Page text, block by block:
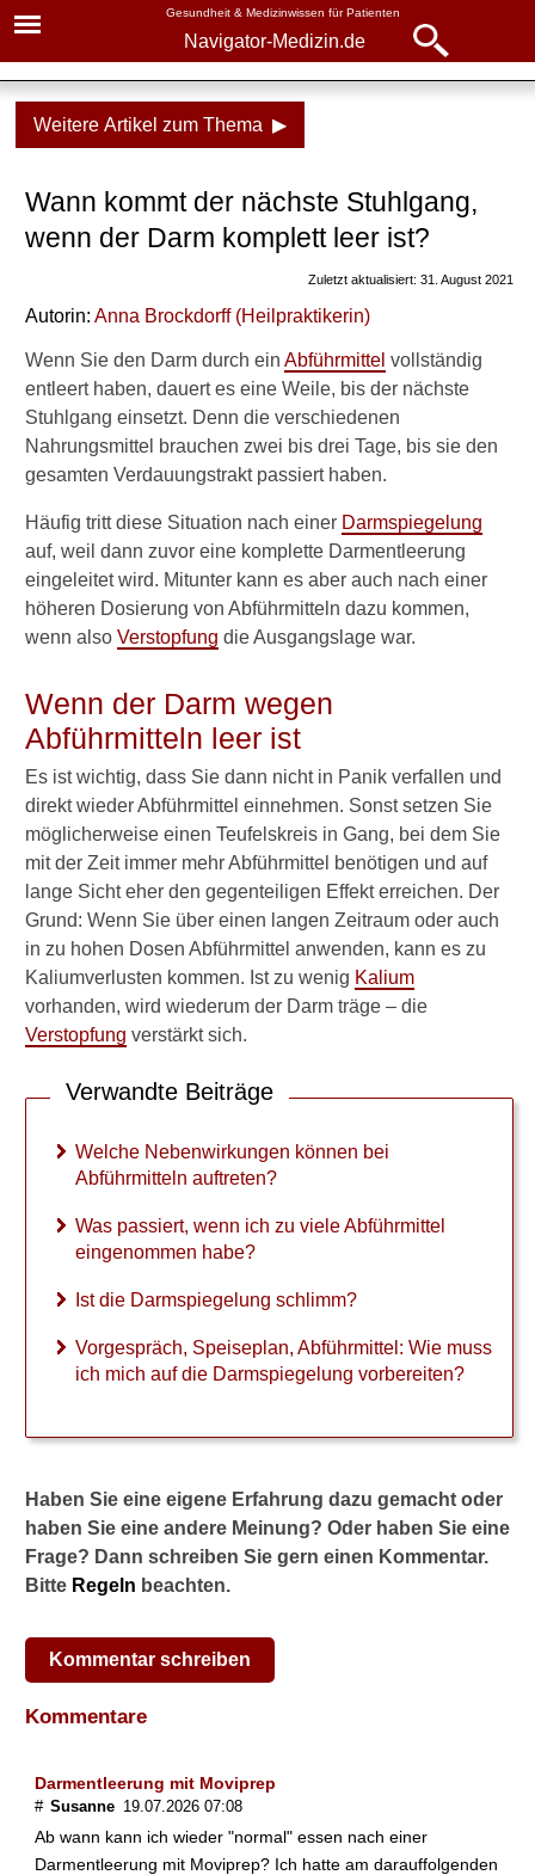
Gesundheit & Medizinwissen für Patienten
Navigator-Medizin.de
Weitere Artikel zum Thema ▶
Wann kommt der nächste Stuhlgang,
wenn der Darm komplett leer ist?
Zuletzt aktualisiert: 31. August 2021
Autorin: Anna Brockdorff(Heilpraktikerin)
Wenn Sie den Darm durch ein Abführmittel vollständig
entleert haben, dauert es eine Weile, bis der nächste
Stuhlgang einsetzt. Denn die verschiedenen
Nahrungsmittel brauchen zwei bis drei Tage, bis sie den
gesamten Verdauungstrakt passiert haben.
Häufig tritt diese Situation nach einer Darmspiegelung
auf, weil dann zuvor eine komplette Darmentleerung
eingeleitet wird. Mitunter kann es aber auch nach einer
höheren Dosierung von Abführmitteln dazu kommen,
wenn also Verstopfung die Ausgangslage war.
Wenn der Darm wegen
Abführmitteln leer ist
Es ist wichtig, dass Sie dann nicht in Panik verfallen und
direkt wieder Abführmittel einnehmen. Sonst setzen Sie
möglicherweise einen Teufelskreis in Gang, bei dem Sie
mit der Zeit immer mehr Abführmittel benötigen und auf
lange Sicht eher den gegenteiligen Effekt erreichen. Der
Grund: Wenn Sie über einen langen Zeitraum oder auch
in zu hohen Dosen Abführmittel anwenden, kann es zu
Kaliumverlusten kommen. Ist zu wenig Kalium
vorhanden, wird wiederum der Darm träge – die
Verstopfung verstärkt sich.
Verwandte Beiträge
Welche Nebenwirkungen können bei
Abführmitteln auftreten?
Was passiert, wenn ich zu viele Abführmittel
eingenommen habe?
Ist die Darmspiegelung schlimm?
Vorgespräch, Speiseplan, Abführmittel: Wie muss
ich mich auf die Darmspiegelung vorbereiten?
Haben Sie eine eigene Erfahrung dazu gemacht oder
haben Sie eine andere Meinung? Oder haben Sie eine
Frage? Dann schreiben Sie gern einen Kommentar.
Bitte Regeln beachten.
Kommentar schreiben
Kommentare
Darmentleerung mit Moviprep
# Susanne 19.07.2026 07:08
Ab wann kann ich wieder "normal" essen nach einer
Darmentleerung mit Moviprep? Ich hatte am darauffolgenden
Navigator-Medizin.de
► Krankheiten
► Therapieverfahren
► Medikamente
► Gesundheitsthemen
Navigator-
Medizin.de
▾
&
Laborwerte
Darmspiegelung (Koloskopie)
Ablauf und Risiken
Darmspiegelung schlimm?
Essen vor der
Darmspiegelung
Enddarm-Spiegelung
(Proktoskopie)
Während der
Schwangerschaft
Dünndarm-Untersuchung
Verwandte Beiträge
W
e
c
h
e
N
e
e
w
r
k
u
g
e
k
n
n
i
A
b
ü
r
m
t
l
n
a
u